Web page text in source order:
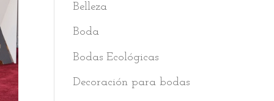
Belleza
Boda
Bodas Ecológicas
Decoración para bodas